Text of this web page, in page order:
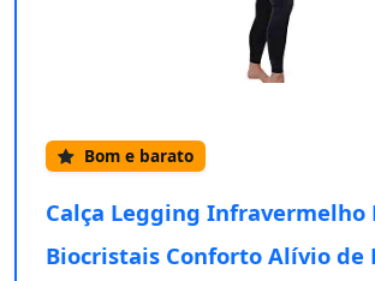
Bom e barato
Calça Legging Infravermelho
Biocristais Conforto Alívio de